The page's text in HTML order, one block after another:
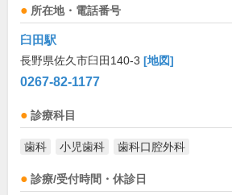
所在地・電話番号
臼田駅
長野県佐久市臼田140-3 [地図]
0267-82-1177
診療科目
歯科 小児歯科 歯科口腔外科
診療/受付時間・休診日